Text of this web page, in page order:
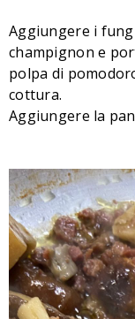
Aggiungere i
champignon e
polpa di
cottura.
Aggiungere la